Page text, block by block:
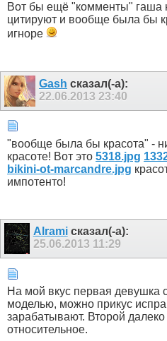
Вот бы ещё "комменты" гаша
цитируют и вообще была бы
игноре
Gash сказал(-а):
22.06.2013 23:40
"вообще была бы красота" -
красоте! Вот это 5318.jpg
bikini-ot-marcandre.jpg
импотенто!
Alramiсказал(-а):
25.06.2013 11:29
На мой вкус первая девушка
моделью, можно прикус
зарабатывают. Второй
относительное.